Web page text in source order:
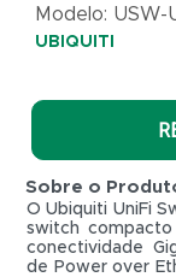
Modelo: USW-
UBIQUITI
Sobre o
O Ubiquiti UniFi
switch
conectividade
de Power over